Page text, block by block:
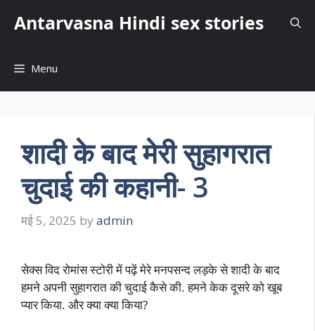
Antarvasna Hindi sex stories
Menu
शादी के बाद मेरी सुहागरात
चुदाई की कहानी- 3
मई 5, 2025 by admin
सेक्स विद रोमांस स्टोरी में पढ़ें मेरे मनपसन्द लड़के से शादी के बाद
हमने अपनी सुहागरात की चुदाई कैसे की. हमने केक दूसरे को खूब
प्यार किया. और क्या क्या किया?